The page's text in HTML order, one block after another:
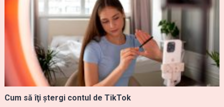
Cum să îţi ştergi contul de TikTok